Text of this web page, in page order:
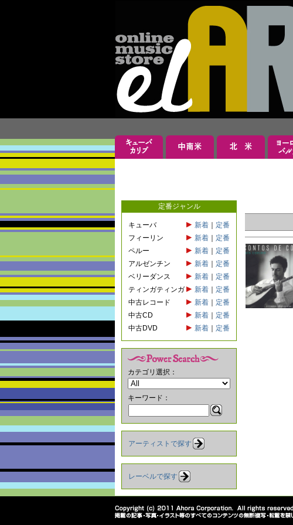
定番ジャンル
キューバ 新着
定番
フィーリン
新着
定番
ペルー
新着
定番
アルゼンチン
新着
定番
ベリーダンス
新着
定番
ティンガティンガ
新着
定番
中古レコード
新着
定番
中古CD
新着
定番
中古DVD
新着 定番
カテゴリ選択：
キーワード：
アーティストで探す
レーベルで探す